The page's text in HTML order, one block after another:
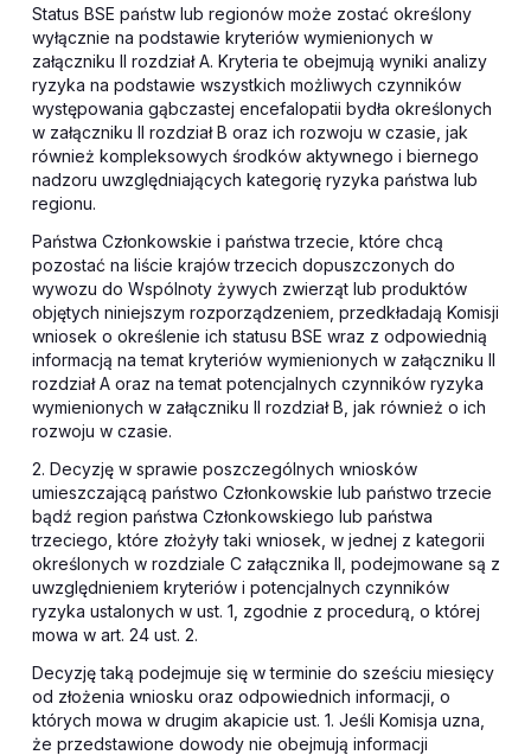
Status BSE państw lub regionów może zostać określony
wyłącznie na podstawie kryteriów wymienionych w
załączniku II rozdział A. Kryteria te obejmują wyniki analizy
ryzyka na podstawie wszystkich możliwych czynników
występowania gąbczastej encefalopatii bydła określonych
w załączniku II rozdział B oraz ich rozwoju w czasie, jak
również kompleksowych środków aktywnego i biernego
nadzoru uwzględniających kategorię ryzyka państwa lub
regionu.
Państwa Członkowskie i państwa trzecie, które chcą
pozostać na liście krajów trzecich dopuszczonych do
wywozu do Wspólnoty żywych zwierząt lub produktów
objętych niniejszym rozporządzeniem, przedkładają Komisji
wniosek o określenie ich statusu BSE wraz z odpowiednią
informacją na temat kryteriów wymienionych w załączniku II
rozdział A oraz na temat potencjalnych czynników ryzyka
wymienionych w załączniku II rozdział B, jak również o ich
rozwoju w czasie.
2. Decyzję w sprawie poszczególnych wniosków
umieszczającą państwo Członkowskie lub państwo trzecie
bądź region państwa Członkowskiego lub państwa
trzeciego, które złożyły taki wniosek, w jednej z kategorii
określonych w rozdziale C załącznika II, podejmowane są z
uwzględnieniem kryteriów i potencjalnych czynników
ryzyka ustalonych w ust. 1, zgodnie z procedurą, o której
mowa w art. 24 ust. 2.
Decyzję taką podejmuje się w terminie do sześciu miesięcy
od złożenia wniosku oraz odpowiednich informacji, o
których mowa w drugim akapicie ust. 1. Jeśli Komisja uzna,
że przedstawione dowody nie obejmują informacji